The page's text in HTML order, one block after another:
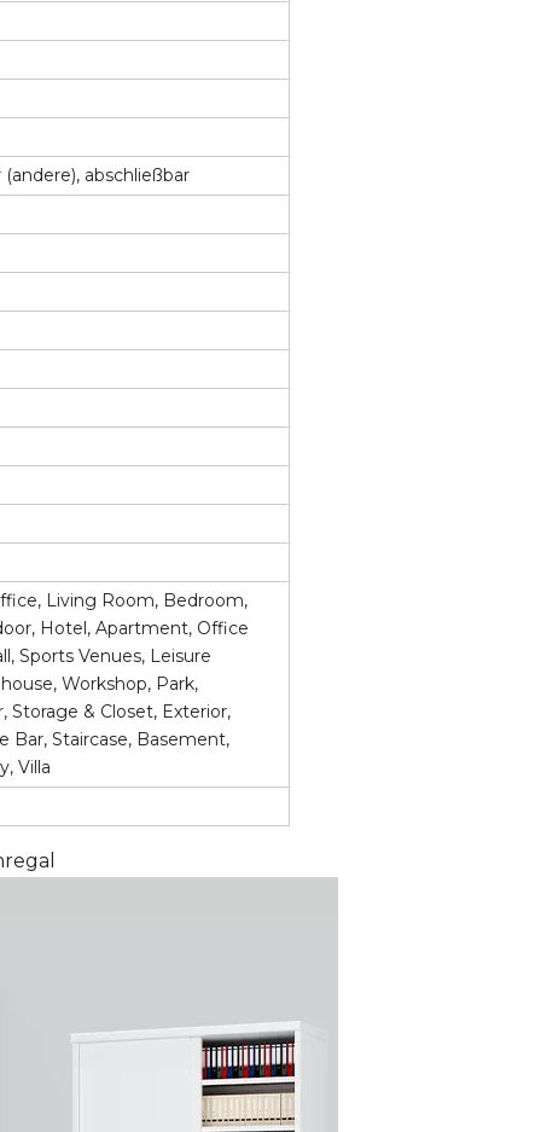
abschließbar
Living Room, Bedroom,
Hotel, Apartment, Office
Sports Venues, Leisure
Workshop, Park,
Storage & Closet, Exterior,
Bar, Staircase, Basement,
Villa